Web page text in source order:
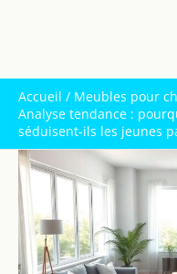
Accueil
Meubles pour
Analyse tendance :
séduisent-ils les jeunes